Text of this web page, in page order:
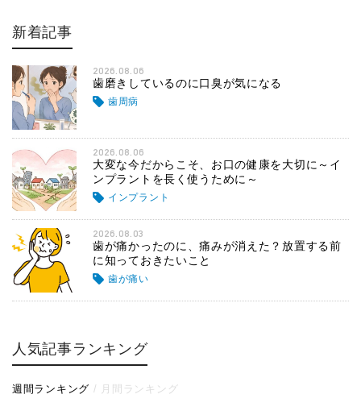
新着記事
2026.08.06
歯磨きしているのに口臭が気になる
歯周病
2026.08.06
大変な今だからこそ、お口の健康を大切に～イ
ンプラントを長く使うために～
インプラント
2026.08.03
歯が痛かったのに、痛みが消えた？放置する前
に知っておきたいこと
歯が痛い
人気記事ランキング
週間ランキング 月間ランキング